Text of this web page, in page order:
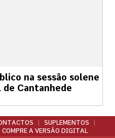
na sessão solene
Cantanhede
SUPLEMENTOS
COMPRE A VERSÃO DIGITAL